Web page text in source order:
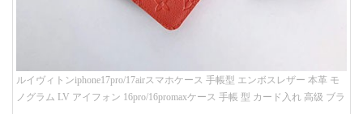
ルイヴィトンiphone17pro/17airスマホケース 手帳型 エンボスレザー 本革 モ
ノグラム LV アイフォン 16pro/16promaxケース 手帳 型 カード入れ 高级 ブラ